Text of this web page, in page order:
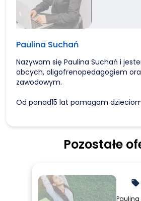
Paulina Suchań
Nazywam się Paulina Suchań i
obcych, oligofrenopedagogiem
zawodowym.
Od ponad15 lat pomagam
dorosłym rozwijać ich potencjał
Dzięki mojemu doświadczeniu
metody pracy do indywidualnych
rozwojowych.
Specjalizuję się w nauczaniu języka
Pozostałe
local_offer
Paulina